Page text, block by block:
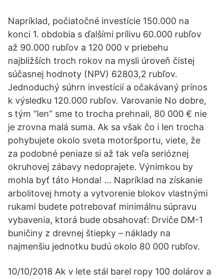
Napríklad, počiatočné investície 150.000 na
konci 1. obdobia s ďalšími prílivu 60.000 rubľov
až 90.000 rubľov a 120 000 v priebehu
najbližších troch rokov na mysli úroveň čistej
súčasnej hodnoty (NPV) 62803,2 rubľov.
Jednoduchý súhrn investícií a očakávaný prínos
k výsledku 120.000 rubľov. Varovanie No dobre,
s tým “len” sme to trocha prehnali, 80 000 € nie
je zrovna malá suma. Ak sa však čo i len trocha
pohybujete okolo sveta motoršportu, viete, že
za podobné peniaze si až tak veľa serióznej
okruhovej zábavy nedoprajete. Výnimkou by
mohla byť táto Honda! … Napríklad na získanie
arbolitovej hmoty a vytvorenie blokov vlastnými
rukami budete potrebovať minimálnu súpravu
vybavenia, ktorá bude obsahovať: Drviče DM-1
buničiny z drevnej štiepky – náklady na
najmenšiu jednotku budú okolo 80 000 rubľov.
10/10/2018 Ak v lete stál barel ropy 100 dolárov a